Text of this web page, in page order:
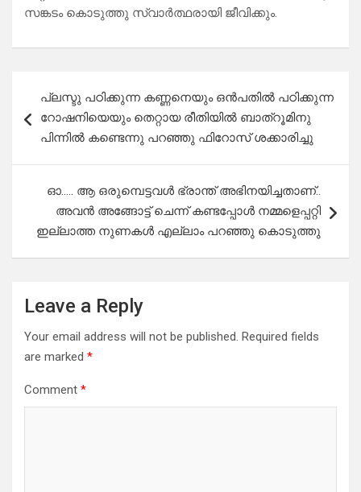
സങ്കടം കൊടുത്തു സ്വാർത്ഥരായി ജീവിക്കും.
navigation
പ്ലസ്ടു പഠിക്കുന്ന കണ്ണനെയും ഒൻപതിൽ പഠിക്കുന്ന
റോഷനിയെയും തെറ്റായ രീതിയിൽ ബാത്റൂമിനു
പിന്നിൽ കണ്ടെന്നു പറഞ്ഞു ഫിറോസ് ശക്കാരിച്ചു
ഓ….. ആ ഒരുമ്പെട്ടവൾ ഭ്രാന്ത് അഭിനയിച്ചതാണ്..
അവൻ അങ്ങോട്ട് ചെന്ന് കണ്ടപ്പോൾ നമ്മളെപ്പറ്റി
ഇല്ലാത്ത നുണകൾ എല്ലാം പറഞ്ഞു കൊടുത്തു
Leave a Reply
Your email address will not be published. Required fields
are marked *
Comment *